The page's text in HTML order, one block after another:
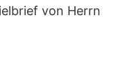
von Herrn